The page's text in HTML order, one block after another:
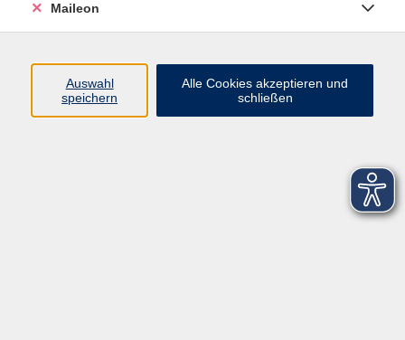
Maileon
Auswahl
speichern
Alle Cookies akzeptieren und
schließen